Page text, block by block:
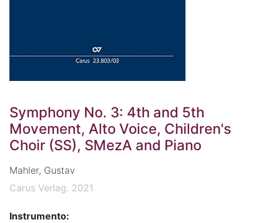
Symphony No. 3: 4th and 5th
Movement, Alto Voice, Children's
Choir (SS), SMezA and Piano
Mahler, Gustav
Carus Verlag. 2021
Instrumento: